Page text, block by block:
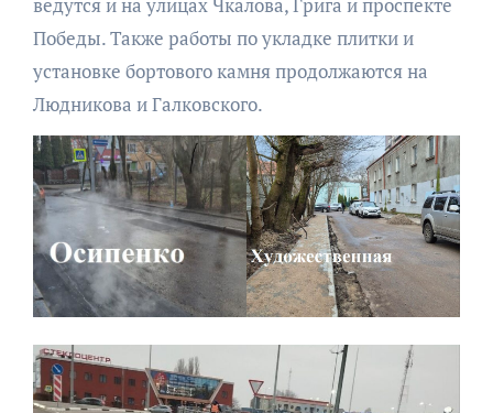
Победы. Также работы по укладке плитки и
установке бортового камня продолжаются на
Людникова и Галковского.